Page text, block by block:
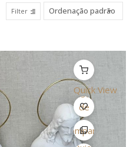
Filter
Quick View
Lista
de
Desejo
Comparar